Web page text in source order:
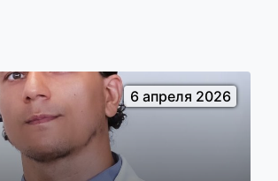
6 апреля 2026